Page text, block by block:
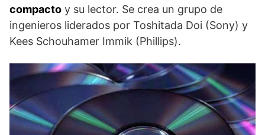
compacto y su lector. Se crea un grupo de
ingenieros liderados por Toshitada Doi (Sony) y
Kees Schouhamer Immik (Phillips).